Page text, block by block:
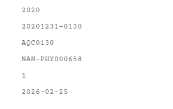
2020
20201231-0130
AQC0130
NAN-PHY000658
1
2026-02-25